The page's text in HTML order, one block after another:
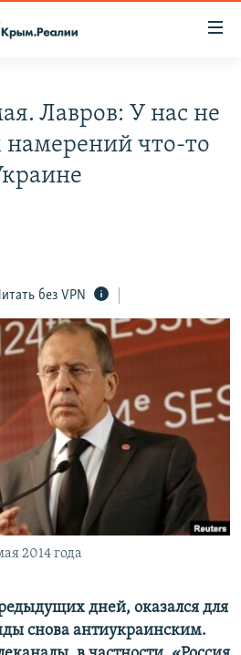
11 ИСТОРИЙ СОПРОТИВЛЕНИЯ
Лавров: У нас не
что-то
без VPN
2014 года
дней, оказался для
снова антиукраинским.